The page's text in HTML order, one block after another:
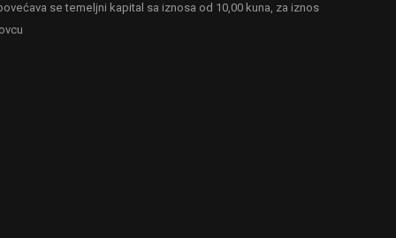
se temeljni kapital sa iznosa od 10,00 kuna, za iznos